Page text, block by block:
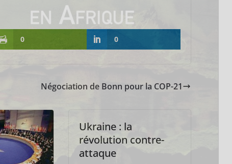
0 0
Négociation de Bonn pour la COP-21
Ukraine : la
révolution contre-
attaque